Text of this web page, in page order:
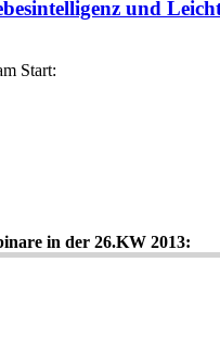
und
Start:
in der 26.KW 2013: